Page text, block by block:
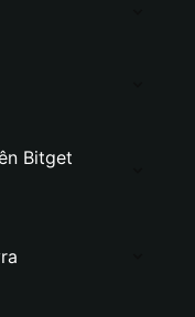
Bitget